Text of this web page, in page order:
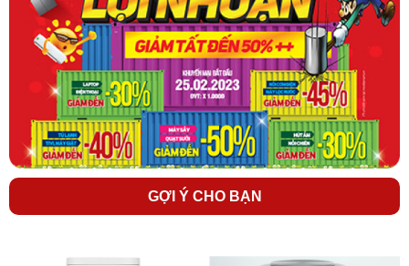
Điều khiển cảm ứng sang trọng, chạm để tùy
chỉnh 3 tốc độ gió mượt mà, chính xác
GỢI Ý CHO BẠN